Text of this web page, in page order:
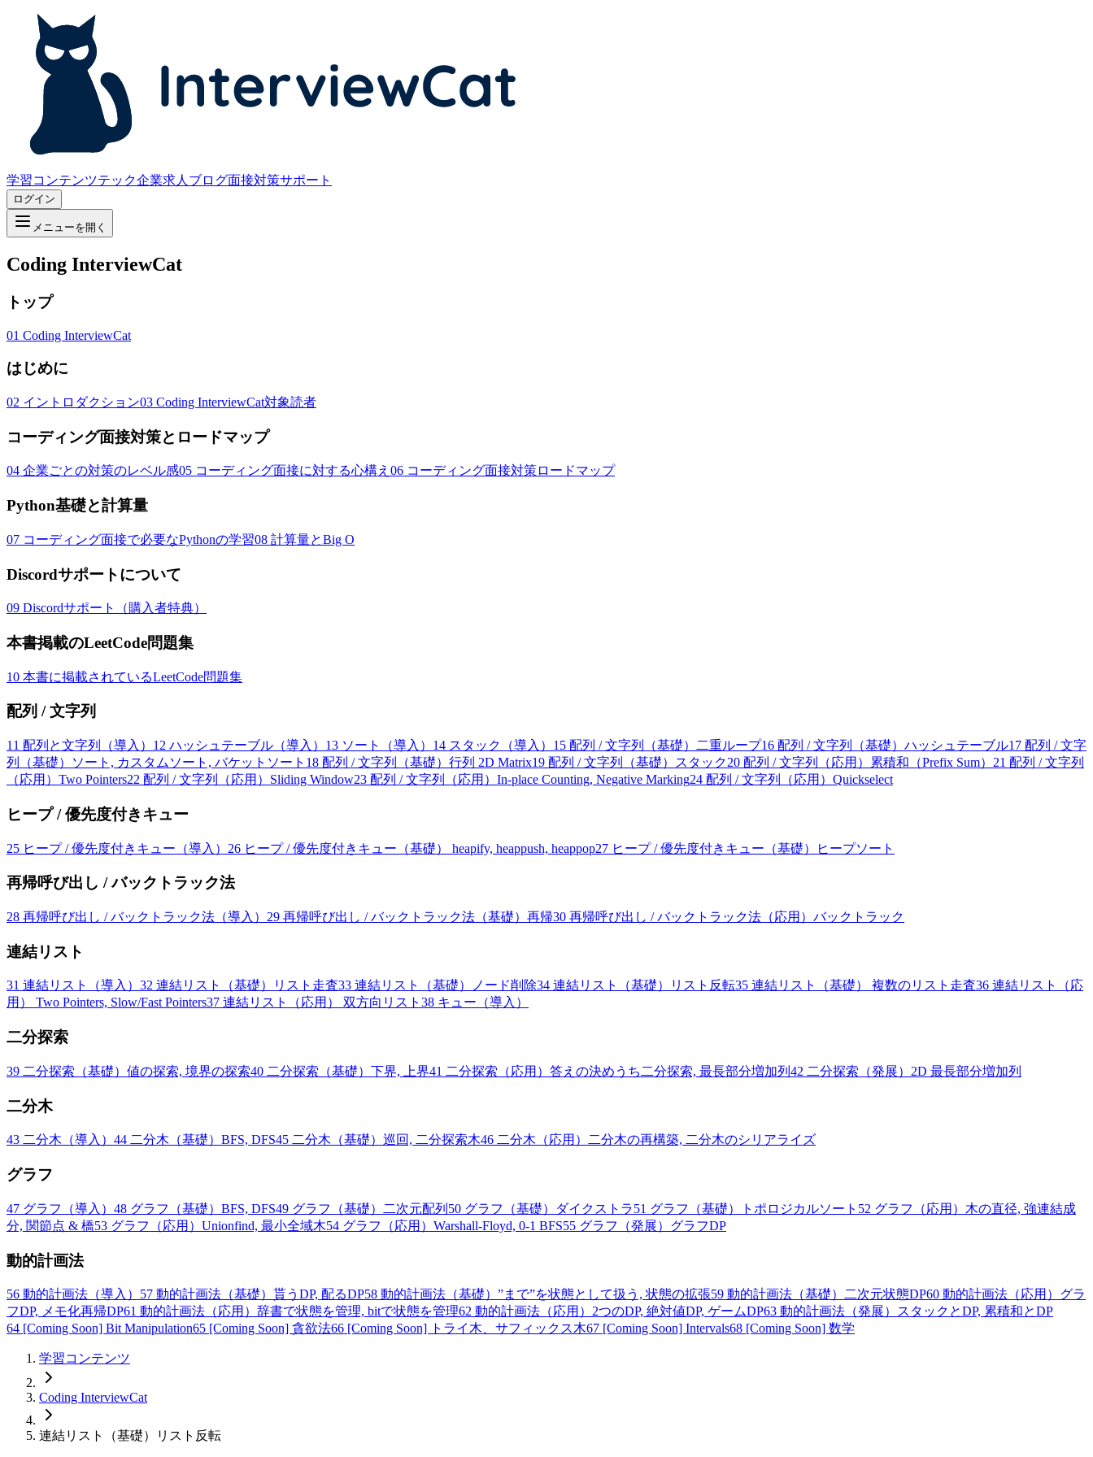
学習コンテンツテック企業求人 ブログ面接対策サポート
ログイン
メニューを開く
Coding InterviewCat
トップ
01 Coding InterviewCat
はじめに
02 イントロダクション03 Coding InterviewCat対象読者
コーディング面接対策とロードマップ
04 企業ごとの対策のレベル感05 コーディング面接に対する心構え 06 コーディング面接対策ロードマップ
Python基礎と計算量
07 コーディング面接で必要なPythonの学習08 計算量とBig O
Discordサポートについて
09 Discordサポート（購入者特典）
本書掲載のLeetCode問題集
10 本書に掲載されているLeetCode問題集
配列 / 文字列
11 配列と文字列（導入） 12 ハッシュテーブル（導入） 13 ソート（導入） 14 スタック（導入） 15 配列 / 文字列（基礎）二重ループ16 配列 / 文字列（基礎）ハッシュテーブル17 配列 / 文字
列（基礎）ソート, カスタムソート, バケットソート 18 配列 / 文字列（基礎）行列 2D Matrix19 配列 / 文字列（基礎）スタック20 配列 / 文字列（応用）累積和（Prefix Sum） 21 配列 / 文字列
（応用）Two Pointers22 配列 / 文字列（応用）Sliding Window23 配列 / 文字列（応用）In-place Counting, Negative Marking24 配列 / 文字列（応用）Quickselect
ヒープ / 優先度付きキュー
25 ヒープ / 優先度付きキュー（導入） 26 ヒープ / 優先度付きキュー（基礎） heapify, heappush, heappop27 ヒープ / 優先度付きキュー（基礎）ヒープソート
再帰呼び出し / バックトラック法
28 再帰呼び出し / バックトラック法（導入） 29 再帰呼び出し / バックトラック法（基礎）再帰30 再帰呼び出し / バックトラック法（応用）バックトラック
連結リスト
31 連結リスト（導入） 32 連結リスト（基礎）リスト走査33 連結リスト（基礎）ノード削除34 連結リスト（基礎）リスト反転35 連結リスト（基礎） 複数のリスト走査36 連結リスト（応
用） Two Pointers, Slow/Fast Pointers37 連結リスト（応用） 双方向リスト 38 キュー（導入）
二分探索
39 二分探索（基礎）値の探索, 境界の探索40 二分探索（基礎）下界, 上界41 二分探索（応用）答えの決めうち二分探索, 最長部分増加列 42 二分探索（発展）2D 最長部分増加列
二分木
43 二分木（導入） 44 二分木（基礎）BFS, DFS45 二分木（基礎）巡回, 二分探索木46 二分木（応用）二分木の再構築, 二分木のシリアライズ
グラフ
47 グラフ（導入） 48 グラフ（基礎）BFS, DFS49 グラフ（基礎）二次元配列 50 グラフ（基礎）ダイクストラ51 グラフ（基礎）トポロジカルソート 52 グラフ（応用）木の直径, 強連結成
分, 関節点 & 橋53 グラフ（応用）Unionfind, 最小全域木54 グラフ（応用）Warshall-Floyd, 0-1 BFS55 グラフ（発展）グラフDP
動的計画法
56 動的計画法（導入） 57 動的計画法（基礎）貰うDP, 配るDP58 動的計画法（基礎）”まで”を状態として扱う, 状態の拡張59 動的計画法（基礎）二次元状態DP60 動的計画法（応用）グラ
フDP, メモ化再帰DP61 動的計画法（応用）辞書で状態を管理, bitで状態を管理62 動的計画法（応用）2つのDP, 絶対値DP, ゲームDP63 動的計画法（発展）スタックとDP, 累積和とDP
64 [Coming Soon] Bit Manipulation65 [Coming Soon] 貪欲法66 [Coming Soon] トライ木、サフィックス木67 [Coming Soon] Intervals68 [Coming Soon] 数学
学習コンテンツ
Coding InterviewCat
連結リスト（基礎）リスト反転